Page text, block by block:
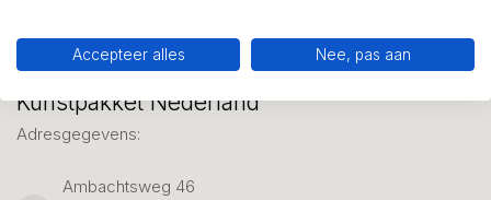
Kunstpakket Nederland
Adresgegevens:
Ambachtsweg 46
Accepteer alles Nee, pas aan